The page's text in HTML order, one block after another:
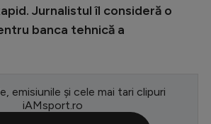
League
League
Jurnalistul îl consideră o
banca tehnică a
emisiunile și cele mai tari clipuri
iAMsport.ro